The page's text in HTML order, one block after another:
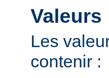
Valeurs
Les
contenir :